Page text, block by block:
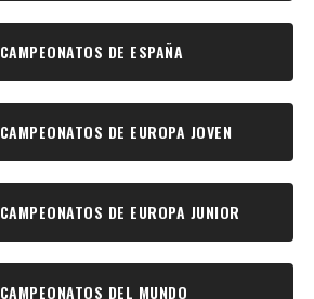
CAMPEONATOS DE ESPAÑA
CAMPEONATOS DE EUROPA JOVEN
CAMPEONATOS DE EUROPA JUNIOR
CAMPEONATOS DEL MUNDO